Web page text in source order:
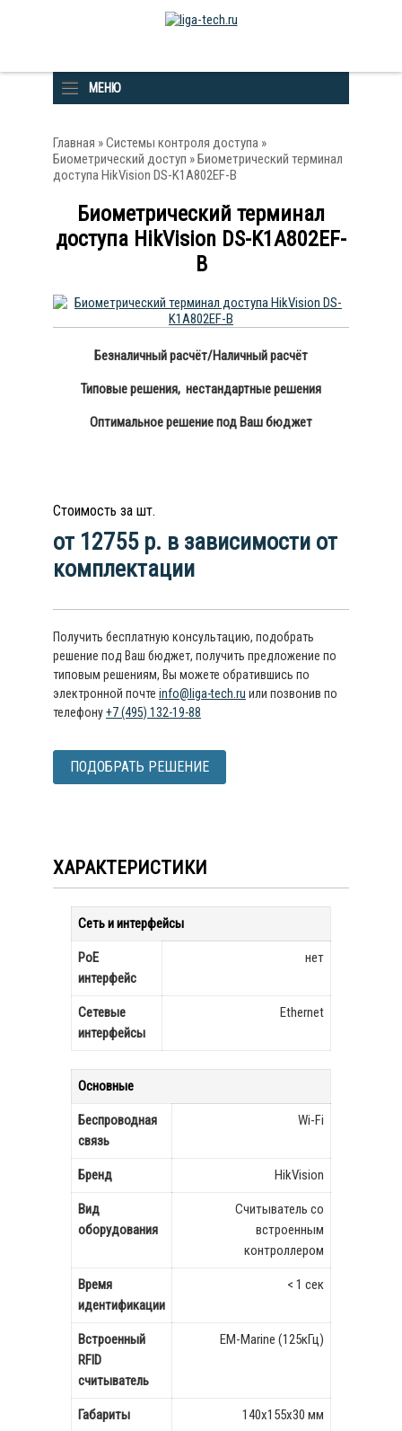
МЕНЮ
Главная »Системы контроля доступа »
Биометрический доступ » Биометрический терминал
доступа HikVision DS-K1A802EF-B
Биометрический терминал
доступа HikVision DS-K1A802EF-
B
Безналичный расчёт/Наличный расчёт
Типовые решения, нестандартные решения
Оптимальное решение под Ваш бюджет
Стоимость за шт.
от 12755 р. в зависимости от
комплектации
Получить бесплатную консультацию, подобрать
решение под Ваш бюджет, получить предложение по
типовым решениям, Вы можете обратившись по
электронной почте info@liga-tech.ru или позвонив по
телефону+7 (495) 132-19-88
ПОДОБРАТЬ РЕШЕНИЕ
ХАРАКТЕРИСТИКИ
Сеть и интерфейсы
PoE
интерфейс
нет
Сетевые
интерфейсы
Ethernet
Основные
Беспроводная
связь
Wi-Fi
Бренд HikVision
Вид
оборудования
Считыватель со
встроенным
контроллером
Время
идентификации
< 1 сек
Встроенный
RFID
считыватель
EM-Marine (125кГц)
Габариты 140x155x30 мм